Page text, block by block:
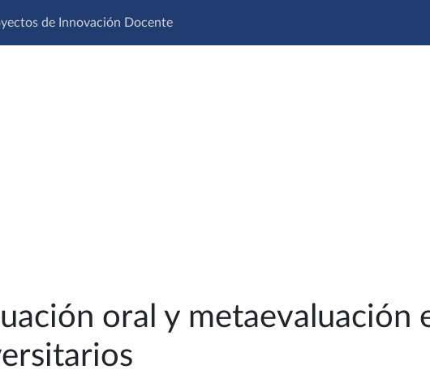
de Innovación Docente
oral y metaevaluación